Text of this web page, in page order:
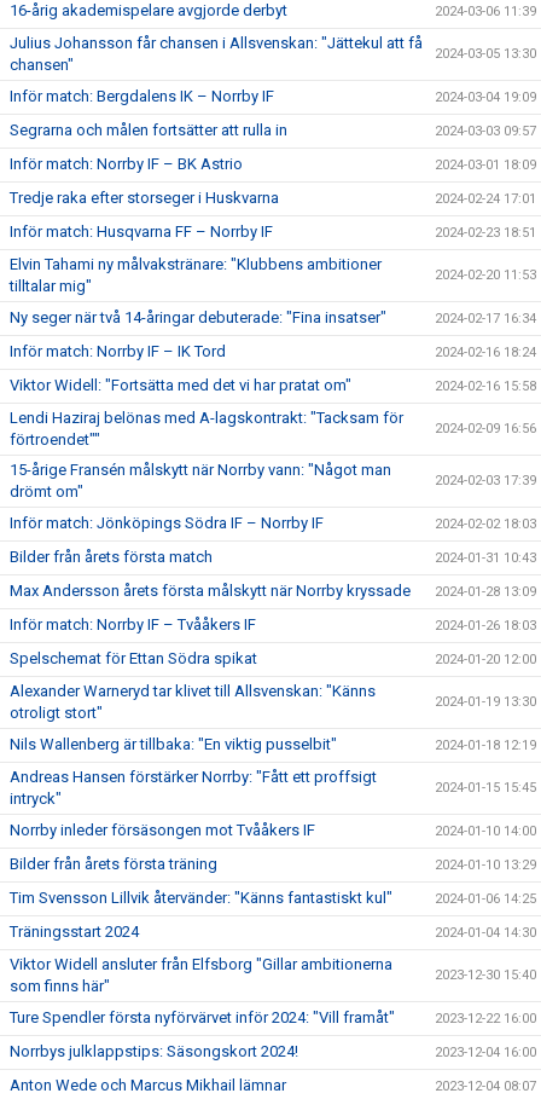
16-årig akademispelare avgjorde derbyt 2024-03-06 11:39
Julius Johansson får chansen i Allsvenskan: "Jättekul att få
chansen"
2024-03-05 13:30
Inför match: Bergdalens IK – Norrby IF 2024-03-04 19:09
Segrarna och målen fortsätter att rulla in 2024-03-03 09:57
Inför match: Norrby IF – BK Astrio 2024-03-01 18:09
Tredje raka efter storseger i Huskvarna 2024-02-24 17:01
Inför match: Husqvarna FF – Norrby IF 2024-02-23 18:51
Elvin Tahami ny målvakstränare: "Klubbens ambitioner
tilltalar mig"
2024-02-20 11:53
Ny seger när två 14-åringar debuterade: "Fina insatser" 2024-02-17 16:34
Inför match: Norrby IF – IK Tord 2024-02-16 18:24
Viktor Widell: "Fortsätta med det vi har pratat om" 2024-02-16 15:58
Lendi Haziraj belönas med A-lagskontrakt: "Tacksam för
förtroendet""
2024-02-09 16:56
15-årige Fransén målskytt när Norrby vann: "Något man
drömt om"
2024-02-03 17:39
Inför match: Jönköpings Södra IF – Norrby IF 2024-02-02 18:03
Bilder från årets första match 2024-01-31 10:43
Max Andersson årets första målskytt när Norrby kryssade 2024-01-28 13:09
Inför match: Norrby IF – Tvååkers IF 2024-01-26 18:03
Spelschemat för Ettan Södra spikat 2024-01-20 12:00
Alexander Warneryd tar klivet till Allsvenskan: "Känns
otroligt stort"
2024-01-19 13:30
Nils Wallenberg är tillbaka: "En viktig pusselbit" 2024-01-18 12:19
Andreas Hansen förstärker Norrby: "Fått ett proffsigt
intryck"
2024-01-15 15:45
Norrby inleder försäsongen mot Tvååkers IF 2024-01-10 14:00
Bilder från årets första träning 2024-01-10 13:29
Tim Svensson Lillvik återvänder: "Känns fantastiskt kul" 2024-01-06 14:25
Träningsstart 2024 2024-01-04 14:30
Viktor Widell ansluter från Elfsborg "Gillar ambitionerna
som finns här"
2023-12-30 15:40
Ture Spendler första nyförvärvet inför 2024: "Vill framåt" 2023-12-22 16:00
Norrbys julklappstips: Säsongskort 2024! 2023-12-04 16:00
Anton Wede och Marcus Mikhail lämnar 2023-12-04 08:07